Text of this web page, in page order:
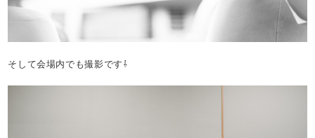
そして会場内でも撮影です⇩